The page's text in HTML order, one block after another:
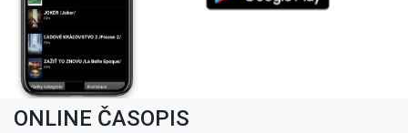
ONLINE ČASOPIS